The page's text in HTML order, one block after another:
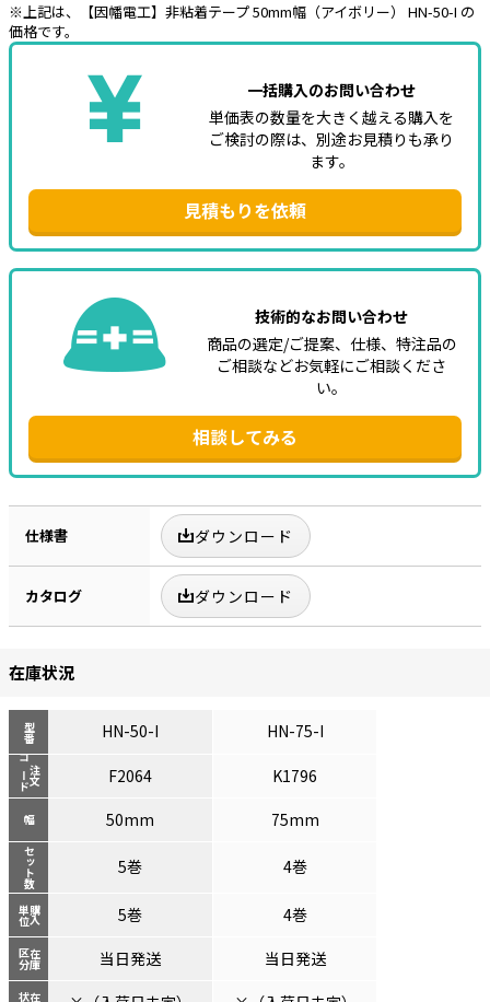
※上記は、【因幡電工】非粘着テープ 50mm幅（アイボリー） HN-50-I の
価格です。
一括購入のお問い合わせ
単価表の数量を大きく越える購入を
ご検討の際は、別途お見積りも承り
ます。
見積もりを依頼
技術的なお問い合わせ
商品の選定/ご提案、仕様、特注品の
ご相談などお気軽にご相談くださ
い。
相談してみる
仕様書 ダウンロード
カタログ ダウンロード
在庫状況
型番
注文
コード
幅
セット数
購入
単位
在庫
区分
HN-50-I HN-75-I
F2064
K1796
50mm
75mm
5巻 4巻
5巻
4巻
当日発送
当日発送